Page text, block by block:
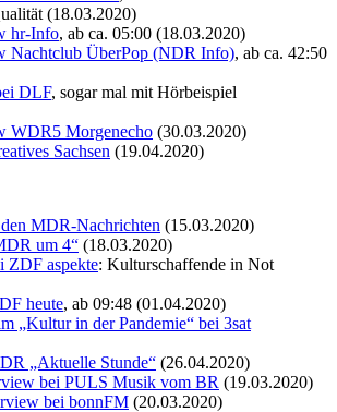
(18.03.2020)
hr-Info, ab ca. 05:00 (18.03.2020)
Nachtclub ÜberPop (NDR Info), ab ca. 42:50
DLF, sogar mal mit Hörbeispiel
WDR5 Morgenecho (30.03.2020)
Sachsen (19.04.2020)
MDR-Nachrichten (15.03.2020)
um 4“ (18.03.2020)
ZDF aspekte: Kulturschaffende in Not
heute, ab 09:48 (01.04.2020)
„Kultur in der Pandemie“ bei 3sat
„Aktuelle Stunde“ (26.04.2020)
bei PULS Musik vom BR (19.03.2020)
bei bonnFM (20.03.2020)